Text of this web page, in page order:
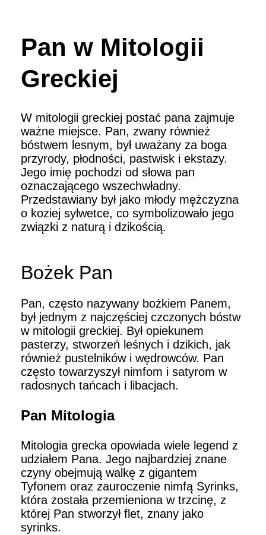
Pan w Mitologii
Greckiej
W mitologii greckiej postać pana zajmuje
ważne miejsce. Pan, zwany również
bóstwem lesnym, był uważany za boga
przyrody, płodności, pastwisk i ekstazy.
Jego imię pochodzi od słowa pan
oznaczającego wszechwładny.
Przedstawiany był jako młody mężczyzna
o koziej sylwetce, co symbolizowało jego
związki z naturą i dzikością.
Bożek Pan
Pan, często nazywany bożkiem Panem,
był jednym z najczęściej czczonych bóstw
w mitologii greckiej. Był opiekunem
pasterzy, stworzeń leśnych i dzikich, jak
również pustelników i wędrowców. Pan
często towarzyszył nimfom i satyrom w
radosnych tańcach i libacjach.
Pan Mitologia
Mitologia grecka opowiada wiele legend z
udziałem Pana. Jego najbardziej znane
czyny obejmują walkę z gigantem
Tyfonem oraz zauroczenie nimfą Syrinks,
która została przemieniona w trzcinę, z
której Pan stworzył flet, znany jako
syrinks.